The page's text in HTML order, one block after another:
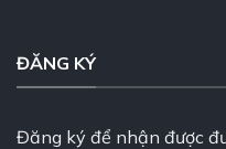
ĐĂNG KÝ
Đăng ký để nhận được